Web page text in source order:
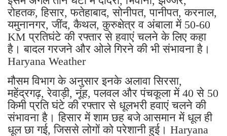
रोहतक, हिसार, फतेहाबाद, सोनीपत, पानीपत, करनाल,
यमुनानगर, जींद, कैथल, कुरुक्षेत्र व अंबाला में 50-60
KM प्रतिघंटे की रफ्तार से हवाएं चलने के लिए कहा
है। बादल गरजने और ओले गिरने की भी संभावना है।
Haryana Weather
मौसम विभाग के अनुसार इनके अलावा सिरसा,
महेंद्रगढ़, रेवाड़ी, नूंह, पलवल और पंचकूला में 40 से 50
किमी प्रति घंटे की रफ्तार से धूलभरी हवाएं चलने की
संभावना है। हिसार में शाम छह बजे आसमान में धूल ही
धूल छा गई, जिससे लोगों को परेशानी हुई। Haryana